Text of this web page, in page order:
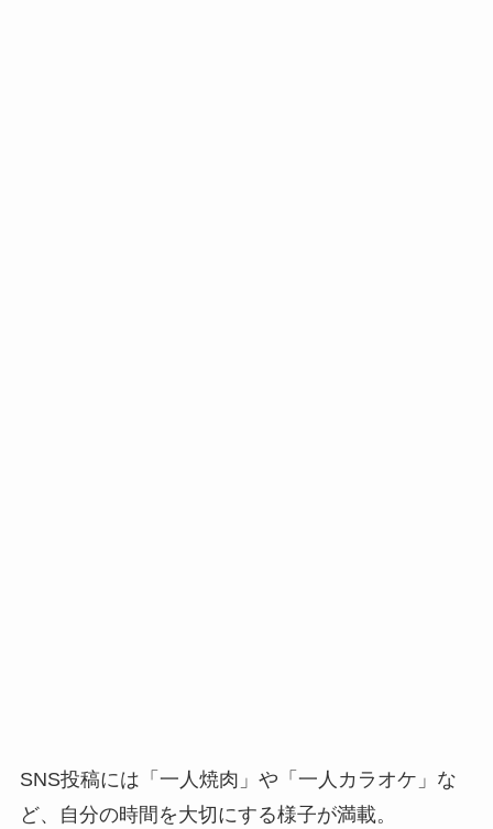
SNS投稿には「一人焼肉」や「一人カラオケ」な
ど、自分の時間を大切にする様子が満載。